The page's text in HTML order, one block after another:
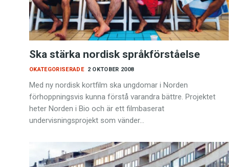
Ska stärka nordisk språkförståelse
2 OKTOBER 2008
OKATEGORISERADE
Med ny nordisk kortfilm ska ungdomar i Norden
förhoppningsvis kunna förstå varandra bättre. Projektet
heter Norden i Bio och är ett filmbaserat
undervisningsprojekt som vänder…